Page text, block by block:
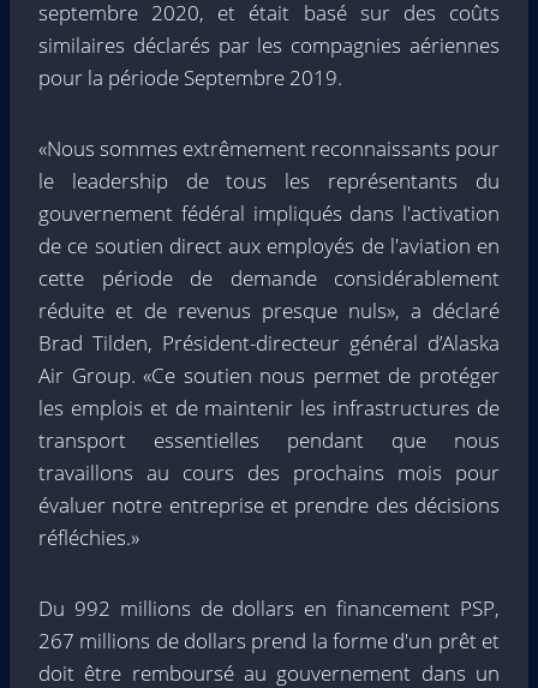
septembre 2020, et était basé sur des coûts
similaires déclarés par les compagnies aériennes
pour la période Septembre 2019.
«Nous sommes extrêmement reconnaissants pour
le leadership de tous les représentants du
gouvernement fédéral impliqués dans l'activation
de ce soutien direct aux employés de l'aviation en
cette période de demande considérablement
réduite et de revenus presque nuls», a déclaré
Brad Tilden, Président-directeur général d’Alaska
Air Group. «Ce soutien nous permet de protéger
les emplois et de maintenir les infrastructures de
transport essentielles pendant que nous
travaillons au cours des prochains mois pour
évaluer notre entreprise et prendre des décisions
réfléchies.»
Du 992 millions de dollars en financement PSP,
267 millions de dollars prend la forme d'un prêt et
doit être remboursé au gouvernement dans un